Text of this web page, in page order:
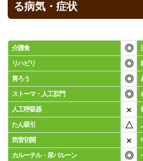
る病気・症状
介護食 ◎
リハビリ ◎
胃ろう ◎
ストーマ・人工肛門 ◎
人工呼吸器 ×
たん吸引 △
気管切開 ×
カルーテル・尿バルーン ◎